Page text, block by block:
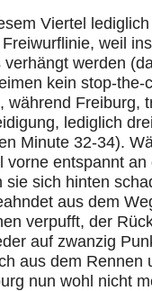
Viertel
weil
werden
kein stop-the-
während Freiburg,
lediglich
Minute 32-34).
vorne entspannt an
sie sich hinten
aus dem
verpufft, der
auf zwanzig
aus dem Rennen
nun wohl nicht